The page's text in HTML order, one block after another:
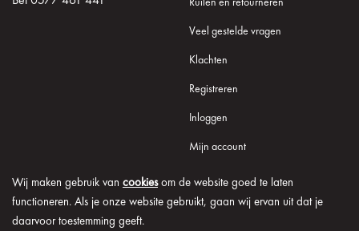
Wij maken gebruik van cookiesom de website goed te laten
functioneren. Als je onze website gebruikt, gaan wij ervan uit dat je
daarvoor toestemming geeft.
Veel gestelde vragen
Klachten
Registreren
Inloggen
Mijn account
© 2026 Onder de Lindeboom